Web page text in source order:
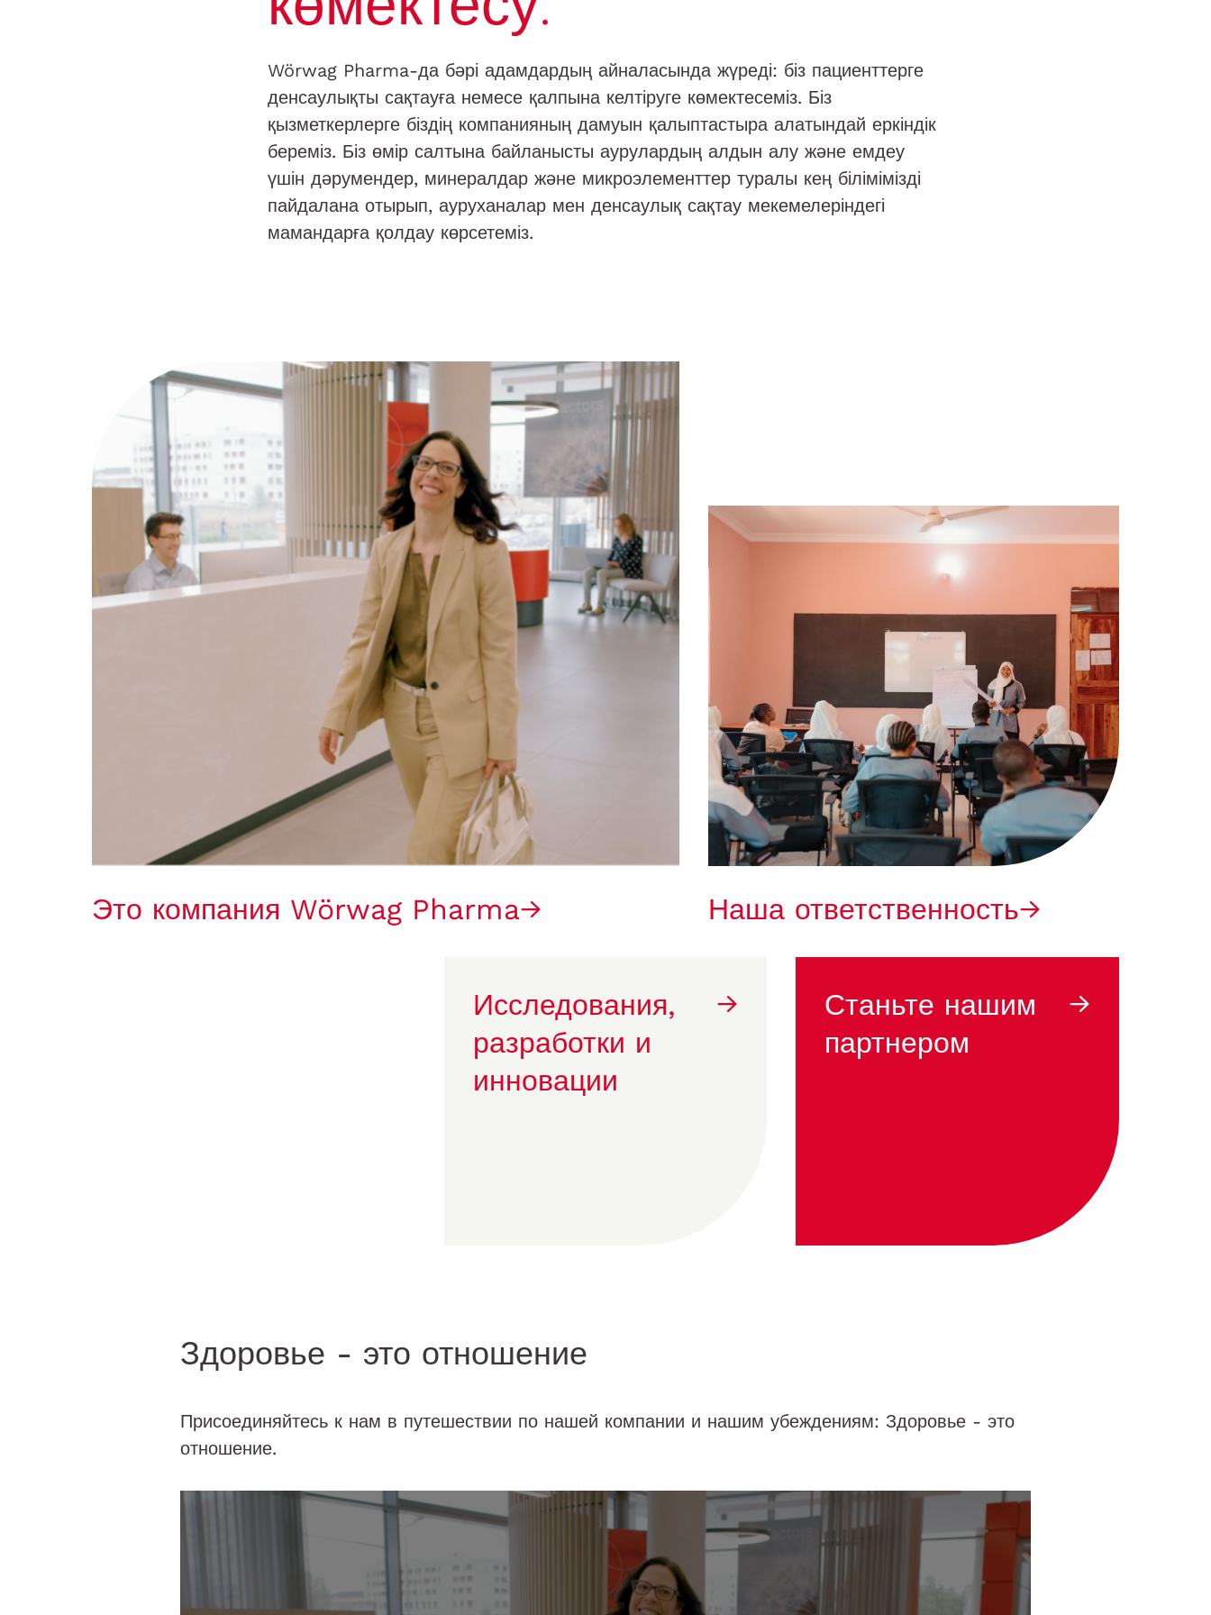
Wörwag Pharma-да бәрі адамдардың айналасында жүреді: біз пациенттерге
денсаулықты сақтауға немесе қалпына келтіруге көмектесеміз. Біз
қызметкерлерге біздің компанияның дамуын қалыптастыра алатындай еркіндік
береміз. Біз өмір салтына байланысты аурулардың алдын алу және емдеу
үшін дәрумендер, минералдар және микроэлементтер туралы кең білімімізді
пайдалана отырып, ауруханалар мен денсаулық сақтау мекемелеріндегі
мамандарға қолдау көрсетеміз.
Это компания Wörwag Pharma Наша ответственность
Исследования,
разработки и
инновации
Станьте нашим
партнером
Здоровье - это отношение
Присоединяйтесь к нам в путешествии по нашей компании и нашим убеждениям: Здоровье - это
отношение.